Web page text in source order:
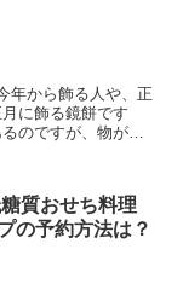
年から飾る人や、正
に飾る鏡餅です
のですが、物が多
質おせち料理
の予約方法は？